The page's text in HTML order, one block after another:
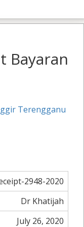
Bayaran
Terengganu
2948-2020
Dr Khatijah
July 26, 2020